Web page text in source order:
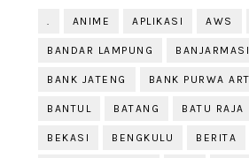
. ANIME APLIKASI AWS
BANDAR LAMPUNG
BANK JATENG BANK PURWA
BANTUL BATANG BATU RAJA
BEKASI BENGKULU BERITA